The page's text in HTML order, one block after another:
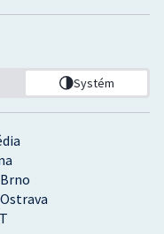
Systém